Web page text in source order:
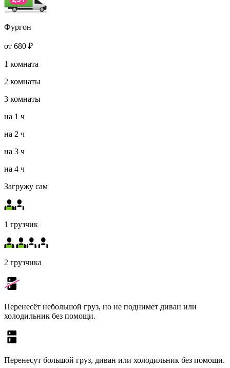
Фургон
от 680 ₽
1 комната
2 комнаты
3 комнаты
на 1 ч
на 2 ч
на 3 ч
на 4 ч
Загружу сам
1 грузчик
2 грузчика
Перенесёт небольшой груз, но не поднимет диван или
холодильник без помощи.
Перенесут большой груз, диван или холодильник без помощи.